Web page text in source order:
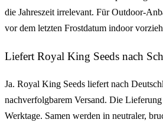
die Jahreszeit irrelevant. Für Outdoor-
vor dem letzten Frostdatum indoor
Liefert Royal King Seeds nach
Ja. Royal King Seeds liefert nach
nachverfolgbarem Versand. Die
Werktage. Samen werden in neutraler,